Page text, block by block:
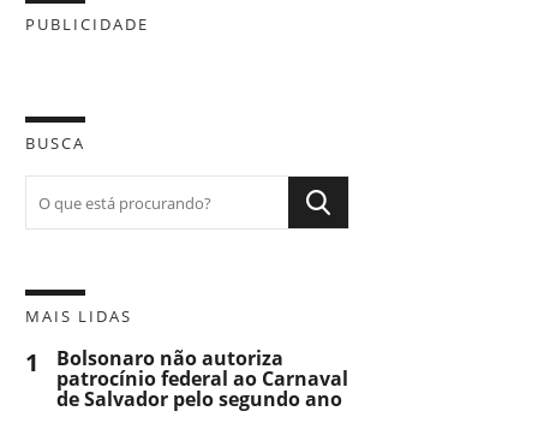
PUBLICIDADE
BUSCA
MAIS LIDAS
1 Bolsonaro não autoriza
patrocínio federal ao Carnaval
de Salvador pelo segundo ano